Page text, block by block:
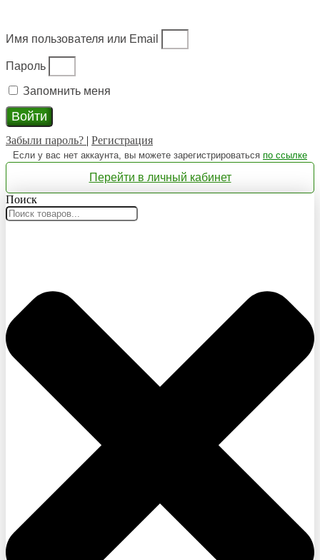
Имя пользователя или Email
Пароль
Запомнить меня
Войти
Забыли пароль? | Регистрация
Если у вас нет аккаунта, вы можете зарегистрироваться по ссылке
Перейти в личный кабинет
Поиск